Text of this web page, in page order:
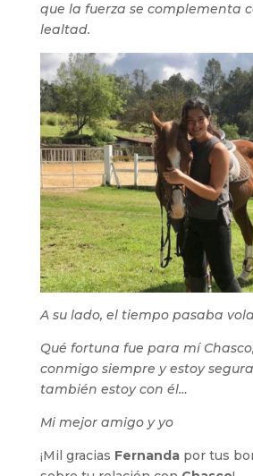
que la fuerza se complementa
lealtad.
A su lado, el tiempo pasaba
Qué fortuna fue para mí
conmigo siempre y estoy
también estoy con él…
Mi mejor amigo y yo
¡Mil gracias Fernandapor tus